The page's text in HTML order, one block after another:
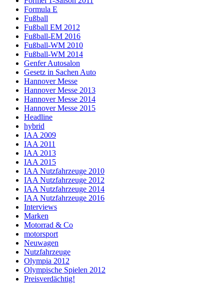
Formula E
Fußball
Fußball EM 2012
Fußball-EM 2016
Fußball-WM 2010
Fußball-WM 2014
Genfer Autosalon
Gesetz in Sachen Auto
Hannover Messe
Hannover Messe 2013
Hannover Messe 2014
Hannover Messe 2015
Headline
hybrid
IAA 2009
IAA 2011
IAA 2013
IAA 2015
IAA Nutzfahrzeuge 2010
IAA Nutzfahrzeuge 2012
IAA Nutzfahrzeuge 2014
IAA Nutzfahrzeuge 2016
Interviews
Marken
Motorrad & Co
motorsport
Neuwagen
Nutzfahrzeuge
Olympia 2012
Olympische Spielen 2012
Preisverdächtig!